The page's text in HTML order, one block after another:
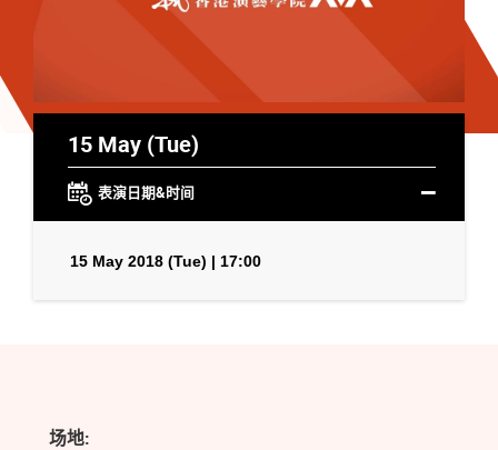
15 May (Tue)
表演日期&时间
15 May 2018 (Tue) | 17:00
场地: